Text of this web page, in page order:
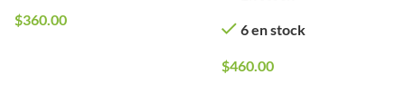
$360.00
6 en stock
$460.00